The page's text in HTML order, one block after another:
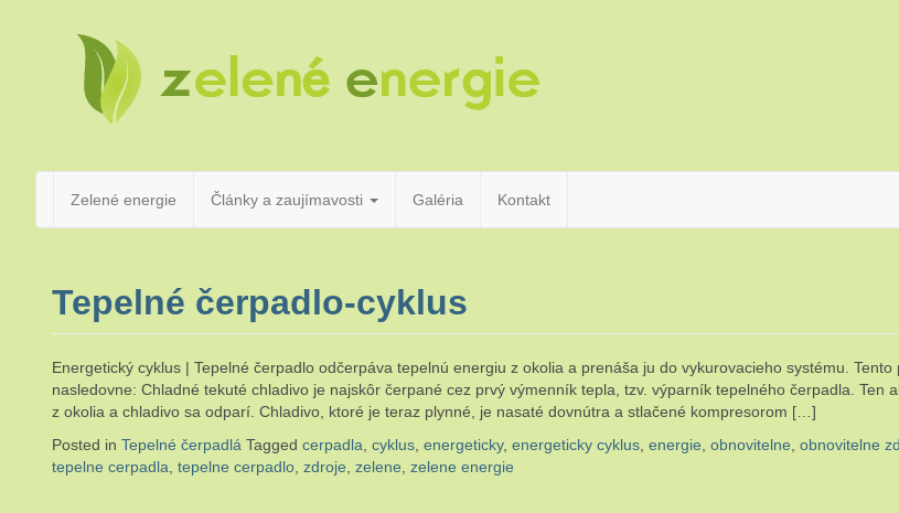
Zelené
energie
všetkých,
majú radi
Zelené energie
Články a zaujímavosti Galéria Kontakt
Tepelné čerpadlo-cyklus
Energetický cyklus | Tepelné čerpadlo odčerpáva tepelnú energiu z okolia a prenáša ju do vykurovacieho systému. Tento
nasledovne: Chladné tekuté chladivo je najskôr čerpané cez prvý výmenník tepla, tzv. výparník tepelného čerpadla. Ten
z okolia a chladivo sa odparí. Chladivo, ktoré je teraz plynné, je nasaté dovnútra a stlačené kompresorom […]
Posted in Tepelné čerpadlá Tagged cerpadla cyklus energeticky, energeticky cyklus energie obnovitelne obnovitelne
tepelne cerpadla tepelne cerpadlo zdroje zelene zelene energie